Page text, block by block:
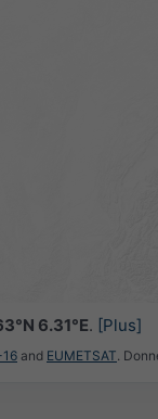
6.31°E. [Plus]
16 and EUMETSAT.